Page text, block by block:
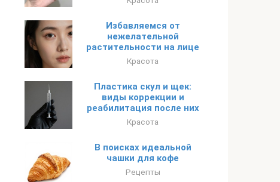
Избавляемся от
нежелательной
растительности на лице
Красота
Пластика скул и щек:
виды коррекции и
реабилитация после них
Красота
В поисках идеальной
чашки для кофе
Рецепты